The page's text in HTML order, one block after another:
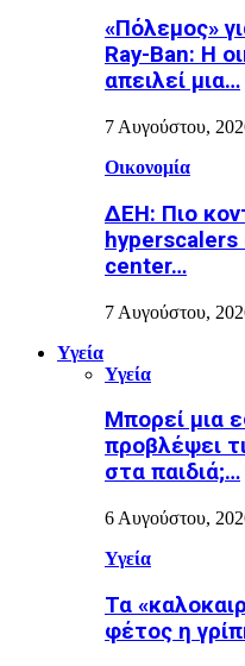
«Πόλεμος»
Ray-Ban: Η
απειλεί μια…
7 Αυγούστου,
Οικονομία
ΔΕΗ: Πιο
hyperscalers
center…
7 Αυγούστου,
Υγεία
Υγεία
Μπορεί μια
προβλέψει
στα παιδιά;…
6 Αυγούστου,
Υγεία
Τα
φέτος η